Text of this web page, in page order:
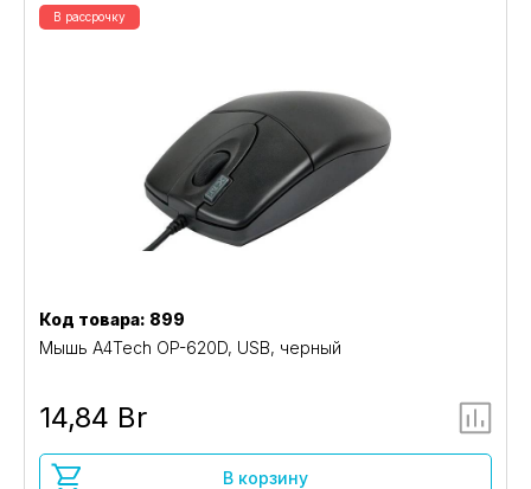
В рассрочку
Код товара: 899
Мышь A4Tech OP-620D, USB, черный
14,84 Br
В корзину